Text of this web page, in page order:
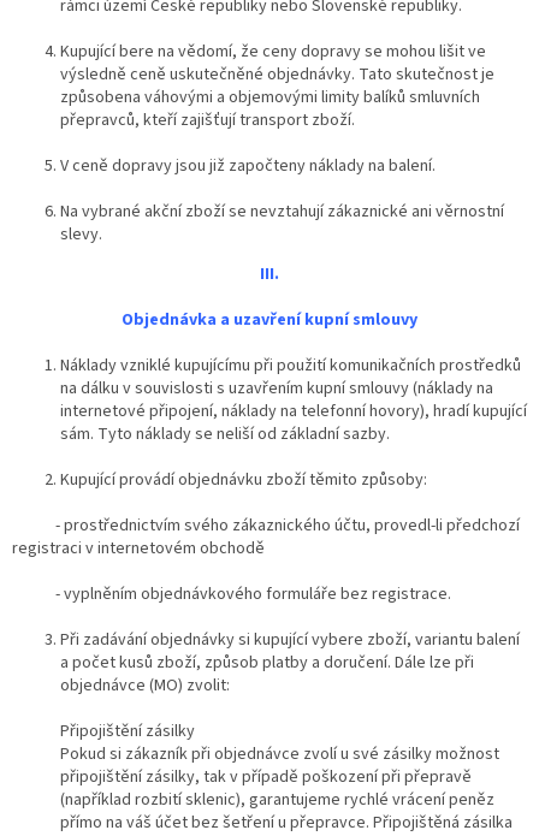
rámci území České republiky nebo Slovenské republiky.
Kupující bere na vědomí, že ceny dopravy se mohou lišit ve
výsledně ceně uskutečněné objednávky. Tato skutečnost je
způsobena váhovými a objemovými limity balíků smluvních
přepravců, kteří zajišťují transport zboží.
V ceně dopravy jsou již započteny náklady na balení.
Na vybrané akční zboží se nevztahují zákaznické ani věrnostní
slevy.
III.
Objednávka a uzavření kupní smlouvy
Náklady vzniklé kupujícímu při použití komunikačních prostředků
na dálku v souvislosti s uzavřením kupní smlouvy (náklady na
internetové připojení, náklady na telefonní hovory), hradí kupující
sám. Tyto náklady se neliší od základní sazby.
Kupující provádí objednávku zboží těmito způsoby:
- prostřednictvím svého zákaznického účtu, provedl-li předchozí
registraci v internetovém obchodě
- vyplněním objednávkového formuláře bez registrace.
Při zadávání objednávky si kupující vybere zboží, variantu balení
a počet kusů zboží, způsob platby a doručení. Dále lze při
objednávce (MO) zvolit:
Připojištění zásilky
Pokud si zákazník při objednávce zvolí u své zásilky možnost
připojištění zásilky, tak v případě poškození při přepravě
(například rozbití sklenic), garantujeme rychlé vrácení peněz
přímo na váš účet bez šetření u přepravce. Připojištěná zásilka